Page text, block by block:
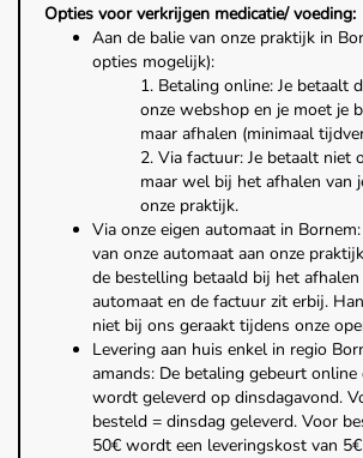
Opties voor verkrijgen medicatie/ voeding:
Aan de balie van onze praktijk in
opties mogelijk):
1. Betaling online: Je betaalt
onze webshop en je moet je
maar afhalen (minimaal
2. Via factuur: Je betaalt niet
maar wel bij het afhalen van
onze praktijk.
Via onze eigen automaat in
van onze automaat aan onze
de bestelling betaald bij het
automaat en de factuur zit erbij.
niet bij ons geraakt tijdens onze
Levering aan huis enkel in regio
amands: De betaling gebeurt
wordt geleverd op dinsdagavond.
besteld = dinsdag geleverd. Voor
50€ wordt een leveringskost van